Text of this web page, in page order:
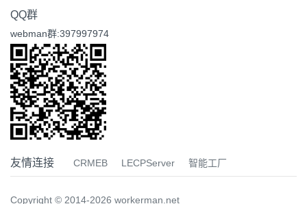
QQ群
webman群:397997974
友情连接 CRMEB LECPServer 智能工厂
Copyright © 2014-2026 workerman.net